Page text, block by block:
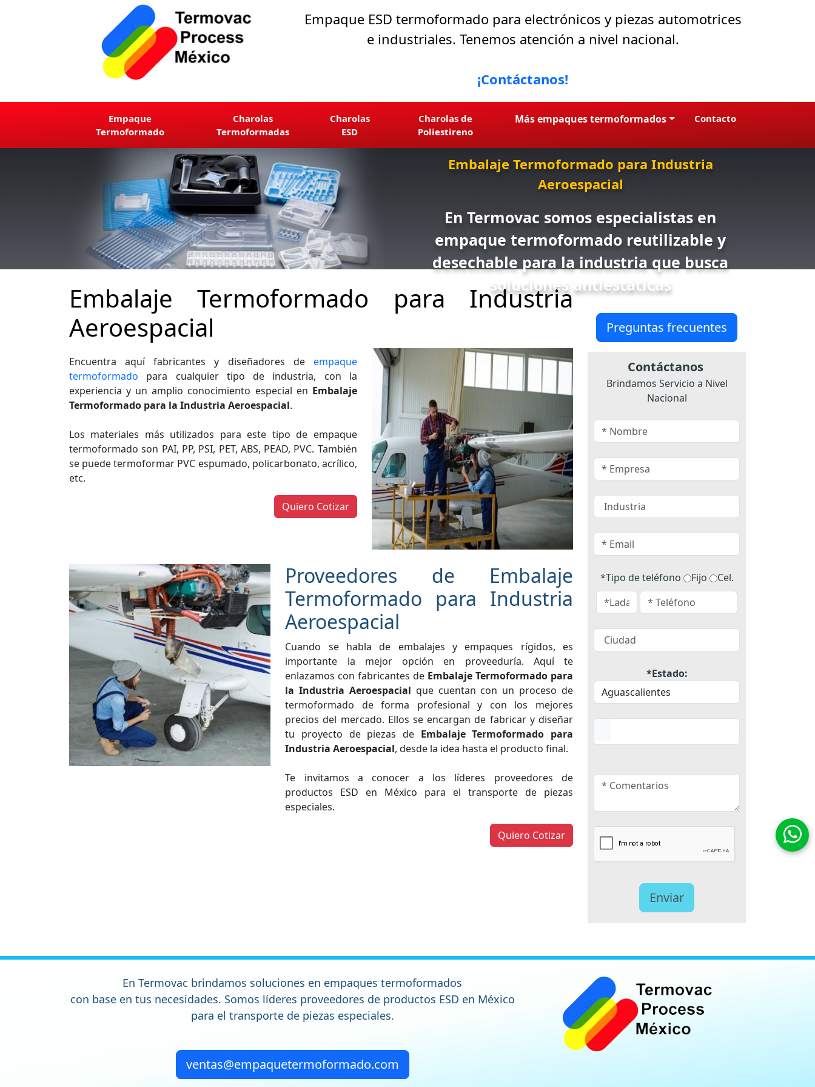
Empaque ESD termoformado para electrónicos y piezas automotrices
e industriales. Tenemos atención a nivel nacional.
¡Contáctanos!
Empaque
Termoformado
Charolas
Termoformadas
Charolas
ESD
Charolas de
Poliestireno
Más empaques termoformados Contacto
Embalaje Termoformado para Industria
Aeroespacial
En Termovac somos especialistas en
empaque termoformado reutilizable y
desechable para la industria que busca
soluciones antiestáticas
Embalaje Termoformado para Industria
Aeroespacial
Encuentra aquí fabricantes y diseñadores de empaque
termoformado para cualquier tipo de industria, con la
experiencia y un amplio conocimiento especial en Embalaje
Termoformado para la Industria Aeroespacial.
Los materiales más utilizados para este tipo de empaque
termoformado son PAI, PP, PSI, PET, ABS, PEAD, PVC. También
se puede termoformar PVC espumado, policarbonato, acrílico,
etc.
Quiero Cotizar
Proveedores de Embalaje
Termoformado para Industria
Aeroespacial
Cuando se habla de embalajes y empaques rígidos, es
importante la mejor opción en proveeduría. Aquí te
enlazamos con fabricantes de Embalaje Termoformado para
la Industria Aeroespacial que cuentan con un proceso de
termoformado de forma profesional y con los mejores
precios del mercado. Ellos se encargan de fabricar y diseñar
tu proyecto de piezas de Embalaje Termoformado para
Industria Aeroespacial, desde la idea hasta el producto final.
Te invitamos a conocer a los líderes proveedores de
productos ESD en México para el transporte de piezas
especiales.
Quiero Cotizar
Preguntas frecuentes
Contáctanos
Brindamos Servicio a Nivel
Nacional
*Tipo de teléfono Fijo Cel.
*Estado:
En Termovac brindamos soluciones en empaques termoformados
con base en tus necesidades. Somos líderes proveedores de productos ESD en México
para el transporte de piezas especiales.
ventas@empaquetermoformado.com